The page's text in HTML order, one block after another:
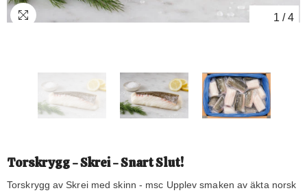
1 / 4
Torskrygg - Skrei - Snart Slut!
Torskrygg av Skrei med skinn - msc Upplev smaken av äkta norsk